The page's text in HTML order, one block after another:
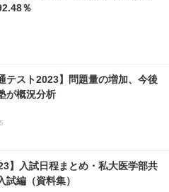
％
テスト2023】問題量の増加、今後
が概況分析
】入試日程まとめ・私大医学部共
試編（資料集）